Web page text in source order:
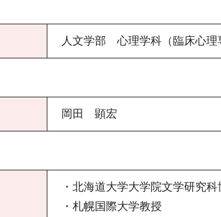
人文学部 心理学科（臨床心理
岡田 顕宏
・北海道大学大学院文学研究
・札幌国際大学教授